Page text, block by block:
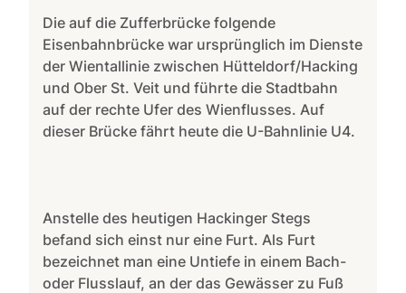
Die auf die Zufferbrücke folgende
Eisenbahnbrücke war ursprünglich im Dienste
der Wientallinie zwischen Hütteldorf/Hacking
und Ober St. Veit und führte die Stadtbahn
auf der rechte Ufer des Wienflusses. Auf
dieser Brücke fährt heute die U-Bahnlinie U4.
Anstelle des heutigen Hackinger Stegs
befand sich einst nur eine Furt. Als Furt
bezeichnet man eine Untiefe in einem Bach-
oder Flusslauf, an der das Gewässer zu Fuß